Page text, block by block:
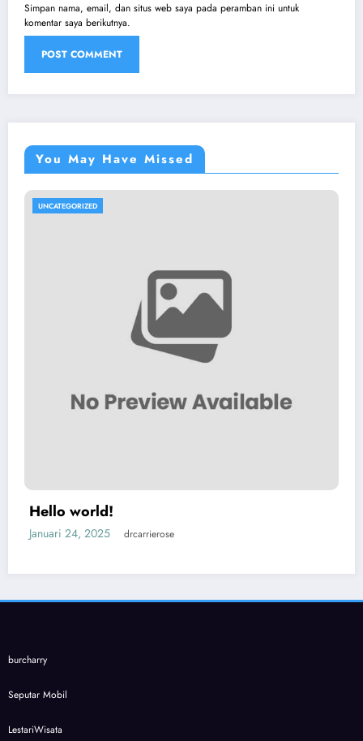
Simpan nama, email, dan situs web saya pada peramban ini untuk
komentar saya berikutnya.
You May Have Missed
UNCATEGORIZED
Hello world!
Januari 24, 2025 drcarrierose
burcharry
Seputar Mobil
LestariWisata